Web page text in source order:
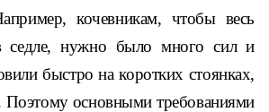
кочевникам, чтобы весь
седле, нужно было много сил и
быстро на коротких стоянках,
Поэтому основными требованиями